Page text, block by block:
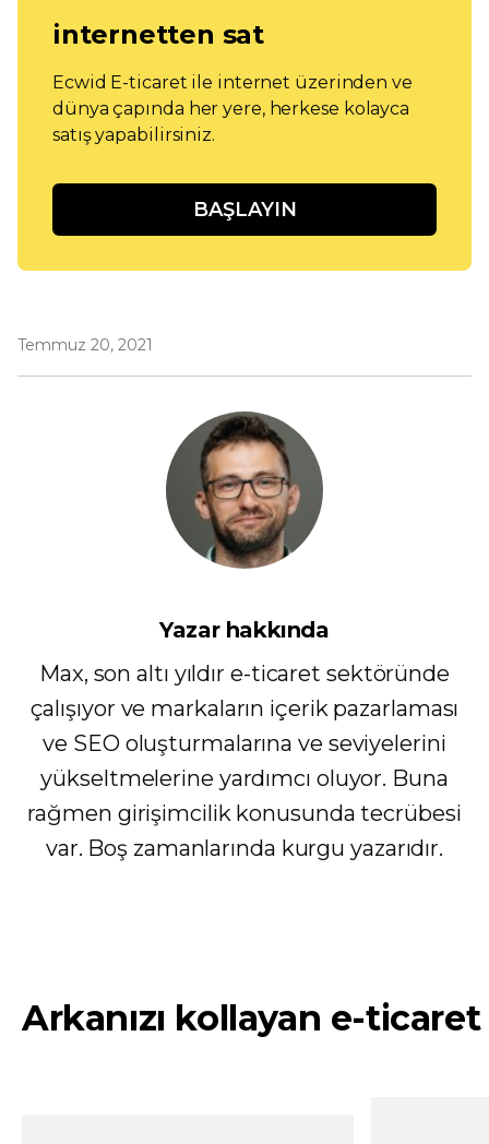
internetten sat
Ecwid E-ticaret ile internet üzerinden ve
dünya çapında her yere, herkese kolayca
satış yapabilirsiniz.
BAŞLAYIN
Temmuz 20, 2021
Yazar hakkında
Max, son altı yıldır e-ticaret sektöründe
çalışıyor ve markaların içerik pazarlaması
ve SEO oluşturmalarına ve seviyelerini
yükseltmelerine yardımcı oluyor. Buna
rağmen girişimcilik konusunda tecrübesi
var. Boş zamanlarında kurgu yazarıdır.
Arkanızı kollayan e-ticaret